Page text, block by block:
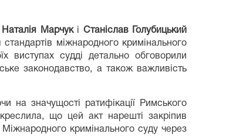
Наталія Марчукі Станіслав Голубицький
міжнародного кримінального
виступах судді детально обговорили
законодавство, а також важливість
на значущості ратифікації Римського
що цей акт нарешті закріпив
кримінального суду через